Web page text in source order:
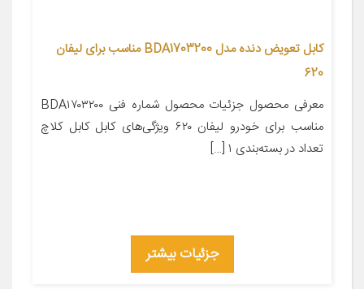
کابل تعویض دنده مدل BDA1703200 مناسب برای لیفان
620
معرفی محصول جزئیات محصول شماره فنی BDA۱۷۰۳۲۰۰
مناسب برای خودرو لیفان ۶۲۰ ویژگی‌های کابل کابل کلاچ
تعداد در بسته‌بندی ۱ […]
جزئیات بیشتر